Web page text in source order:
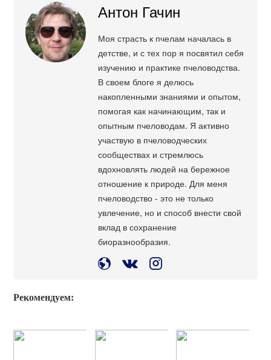
Антон Гачин
Моя страсть к пчелам началась в
детстве, и с тех пор я посвятил себя
изучению и практике пчеловодства.
В своем блоге я делюсь
накопленными знаниями и опытом,
помогая как начинающим, так и
опытным пчеловодам. Я активно
участвую в пчеловодческих
сообществах и стремлюсь
вдохновлять людей на бережное
отношение к природе. Для меня
пчеловодство - это не только
увлечение, но и способ внести свой
вклад в сохранение
биоразнообразия.
Рекомендуем: